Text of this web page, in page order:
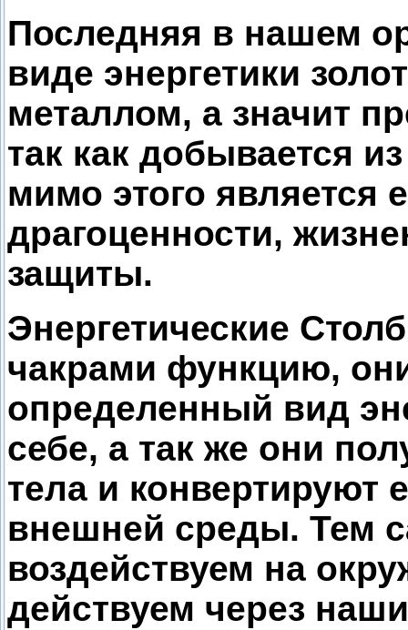
Последняя в нашем
виде энергетики
металлом, а значит
так как добывается
мимо этого является
драгоценности,
защиты.
Энергетические
чакрами функцию,
определенный вид
себе, а так же они
тела и конвертируют
внешней среды. Тем
воздействуем на
действуем через